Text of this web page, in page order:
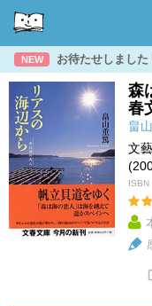
NEW お待たせしました
森
春
畠
文
ISBN